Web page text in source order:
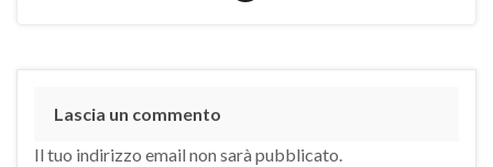
Lascia un commento
Il tuo indirizzo email non sarà pubblicato.